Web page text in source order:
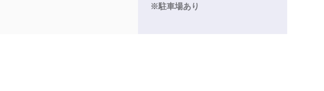
※駐車場あり